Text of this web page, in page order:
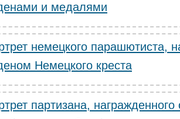
и медалями
немецкого парашютиста,
Немецкого креста
партизана,